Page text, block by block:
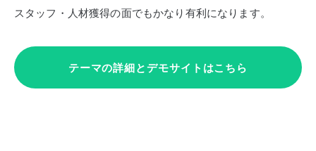
スタッフ・人材獲得の面でもかなり有利になります。
テーマの詳細とデモサイトはこちら